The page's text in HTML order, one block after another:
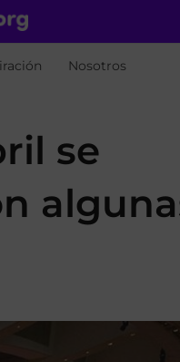
Nosotros
se